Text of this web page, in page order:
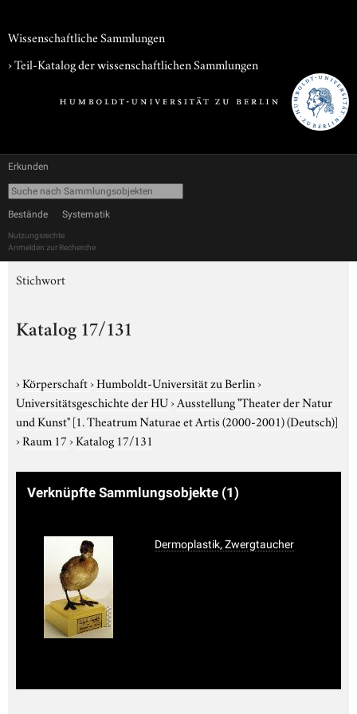
Wissenschaftliche Sammlungen
› Teil-Katalog der wissenschaftlichen Sammlungen
Erkunden
Bestände Systematik
Nutzungsrechte
Anmelden zur Recherche
Stichwort
Katalog 17/131
›Körperschaft›Humboldt-Universität zu Berlin›
Universitätsgeschichte der HU›Ausstellung "Theater der Natur
und Kunst"[1. Theatrum Naturae et Artis (2000-2001) (Deutsch)]
›Raum 17›Katalog 17/131
Verknüpfte Sammlungsobjekte (1)
Dermoplastik, Zwergtaucher